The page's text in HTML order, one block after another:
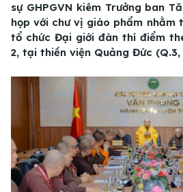
sự GHPGVN kiêm Trưởng ban
họp với chư vị giáo phẩm nhằm
tổ chức Đại giới đàn thí điểm
2, tại thiền viện Quảng Đức (Q.3,